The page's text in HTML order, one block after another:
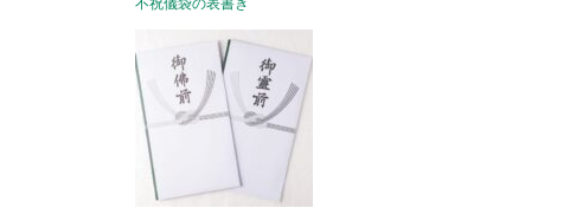
不祝儀袋の表書き